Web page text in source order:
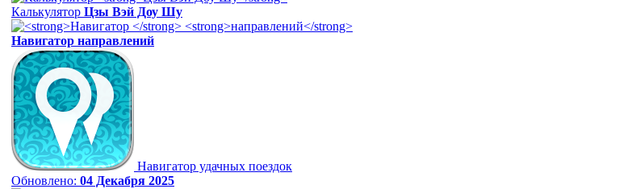
Калькулятор Цзы Вэй Доу Шу
Навигатор направлений
Навигатор удачных поездок
Обновлено: 04 Декабря 2025